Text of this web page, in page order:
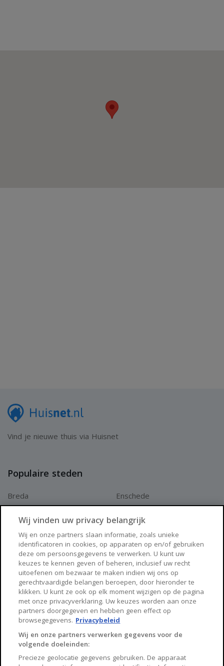
Vind je nieuwe thuis via Huisnet
Populaire steden
Breda
Arnhem
Enschede
Zwolle
Huisnet
Over Huisnet
Algemene voorwaarden
Privacybeleid
Contact
Sitemap
Wij vinden uw privacy belangrijk
Wij en onze partners slaan informatie, zoals unieke
identificatoren in cookies, op apparaten op en/of gebruiken
deze om persoonsgegevens te verwerken. U kunt uw
keuzes te kennen geven of beheren, inclusief uw recht
uitoefenen om bezwaar te maken indien wij ons op
gerechtvaardigde belangen beroepen, door hieronder te
klikken. U kunt ze ook op elk moment wijzigen op de pagina
met onze privacyverklaring. Uw keuzes worden aan onze
partners doorgegeven en hebben geen effect op
browsegegevens. Privacybeleid
Wij en onze partners verwerken gegevens voor de
volgende doeleinden:
Precieze geolocatie gegevens gebruiken. De apparaat